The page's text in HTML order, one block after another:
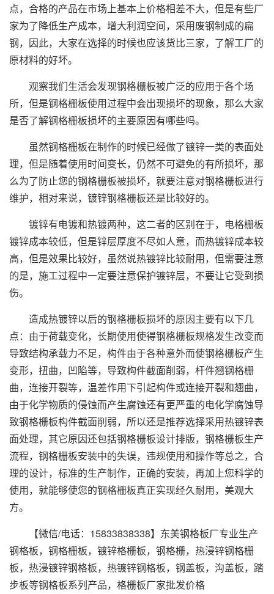
点，合格的产品在市场上基本上价格相差不大，但是有些厂
家为了降低生产成本，增大利润空间，采用废钢制成的扁
钢，因此，大家在选择的时候也应该货比三家，了解工厂的
原材料的好坏。
观察我们生活会发现钢格栅板被广泛的应用于各个场
所，但是钢格栅板使用过程中会出现损坏的现象，那么大家
是否了解钢格栅板损坏的主要原因有哪些吗。
虽然钢格栅板在制作的时候已经做了镀锌一类的表面处
理，但是随着使用时间变长，仍然不可避免的有所损坏，那
么为了防止您的钢格栅板被损坏，就要注意对钢格栅板进行
维护，相对来说，镀锌钢格栅板还是比较好的。
镀锌有电镀和热镀两种，这二者的区别在于，电格栅板
镀锌成本较低，但是锌层厚度不尽如人意，而热镀锌成本较
高，但是效果比较好，虽然说热镀锌比较耐用，但需要注意
的是，施工过程中一定要注意保护镀锌层，不要让它受到损
伤。
造成热镀锌以后的钢格栅板损坏的原因主要有以下几
点：由于荷载变化，长期使用使得钢格栅板规格发生改变而
导致结构承载力不足，构件由于各种意外而使钢格栅板产生
变形，扭曲，凹陷等，导致构件截面削弱，杆件翘钢格栅
曲，连接开裂等，温差作用下引起构件或连接开裂和翘曲，
由于化学物质的侵蚀而产生腐蚀还有更严重的电化学腐蚀导
致钢格栅板构件截面削弱，所以还是推荐选择采用热镀锌表
面处理，其它原因还包括钢格栅板设计排版，钢格栅板生产
流程，钢格栅板安装中的失误，违规使用和操作等总之，合
理的设计，标准的生产制作，正确的安装，再加上您科学的
使用，就能够使您的钢格栅板真正实现经久耐用，美观大
方。
【微信/电话：15833838338】东美钢格板厂专业生产
钢格板，钢格栅板，镀锌格栅板，钢格栅，热浸锌钢格栅
板，热浸镀锌钢格板，热镀锌钢格板，钢盖板，沟盖板，踏
步板等钢格板系列产品，格栅板厂家批发价格